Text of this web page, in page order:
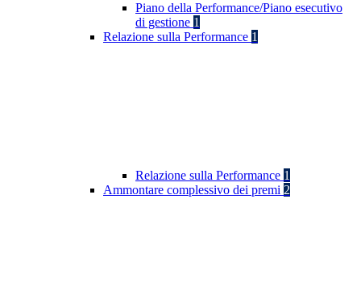
Piano della Performance/Piano esecutivo
di gestione 1
Relazione sulla Performance 1
Relazione sulla Performance 1
Ammontare complessivo dei premi 2